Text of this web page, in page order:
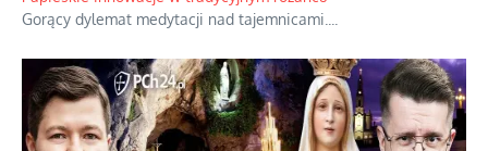
Gorący dylemat medytacji nad tajemnicami.